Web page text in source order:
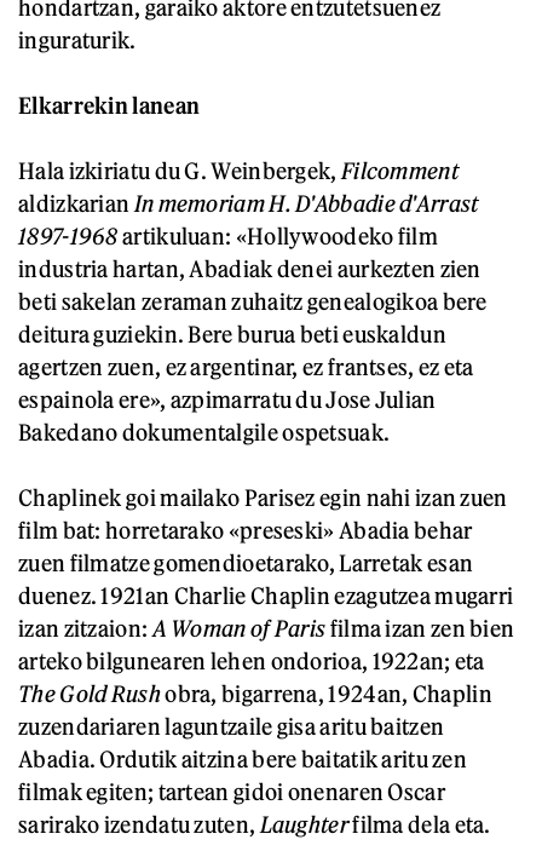
hondartzan, garaiko aktore entzutetsuenez
inguraturik.
Elkarrekin lanean
Hala izkiriatu du G. Weinbergek, Filcomment
aldizkarian In memoriam H. D'Abbadie d'Arrast
1897-1968artikuluan: «Hollywoodeko film
industria hartan, Abadiak denei aurkezten zien
beti sakelan zeraman zuhaitz genealogikoa bere
deitura guziekin. Bere burua beti euskaldun
agertzen zuen, ez argentinar, ez frantses, ez eta
espainola ere», azpimarratu du Jose Julian
Bakedano dokumentalgile ospetsuak.
Chaplinek goi mailako Parisez egin nahi izan zuen
film bat: horretarako «preseski» Abadia behar
zuen filmatze gomendioetarako, Larretak esan
duenez. 1921an Charlie Chaplin ezagutzea mugarri
izan zitzaion: A Woman of Parisfilma izan zen bien
arteko bilgunearen lehen ondorioa, 1922an; eta
The Gold Rushobra, bigarrena, 1924an, Chaplin
zuzendariaren laguntzaile gisa aritu baitzen
Abadia. Ordutik aitzina bere baitatik aritu zen
filmak egiten; tartean gidoi onenaren Oscar
sarirako izendatu zuten, Laughterfilma dela eta.